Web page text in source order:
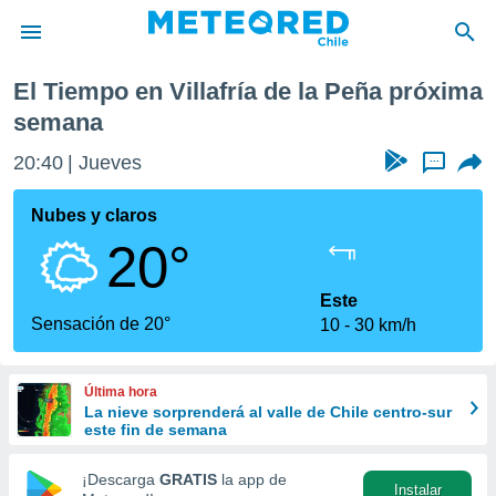
de
para
la
calidad.
a este
forma
digital
El Tiempo en Villafría de la Peña próxima
semana
20:40 Jueves ...
Nubes y claros
20°
Sensación de 20°
Este
10
30 km/h
Última hora
La nieve sorprenderá al valle de Chile centro-sur
este fin de semana
¡Descarga GRATIS la app de
Instalar